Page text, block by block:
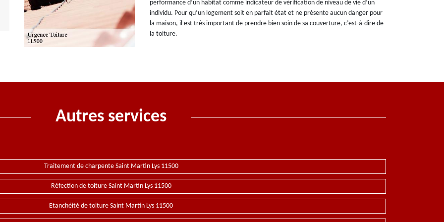
performance d’un habitat comme indicateur de vérification de niveau de vie d’un
individu. Pour qu’un logement soit en parfait état et ne présente aucun danger pour
la maison, il est très important de prendre bien soin de sa couverture, c’est-à-dire de
la toiture.
Autres services
Traitement de charpente Saint Martin Lys 11500
Réfection de toiture Saint Martin Lys 11500
Etanchéité de toiture Saint Martin Lys 11500